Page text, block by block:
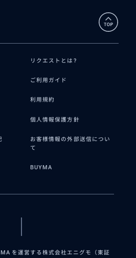
リクエストとは?
ご利用ガイド
利用規約
個人情報保護方針
お客様情報の外部送信につい
て
BUYMA
を運営する株式会社エニグモ（東証